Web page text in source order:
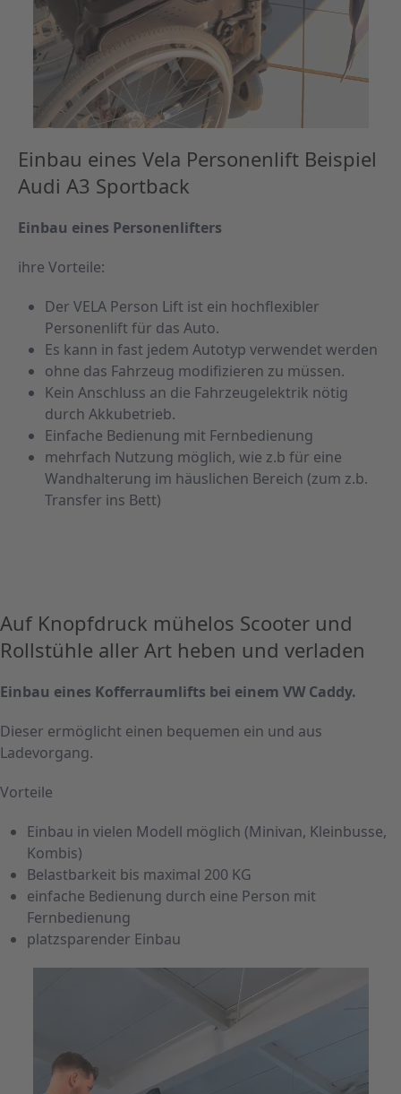
Einbau eines Vela Personenlift Beispiel
Audi A3 Sportback
Einbau eines Personenlifters
ihre Vorteile:
Der VELA Person Lift ist ein hochflexibler
Personenlift für das Auto.
Es kann in fast jedem Autotyp verwendet werden
ohne das Fahrzeug modifizieren zu müssen.
Kein Anschluss an die Fahrzeugelektrik nötig
durch Akkubetrieb.
Einfache Bedienung mit Fernbedienung
mehrfach Nutzung möglich, wie z.b für eine
Wandhalterung im häuslichen Bereich (zum z.b.
Transfer ins Bett)
Auf Knopfdruck mühelos Scooter und
Rollstühle aller Art heben und verladen
Einbau eines Kofferraumlifts bei einem VW Caddy.
Dieser ermöglicht einen bequemen ein und aus
Ladevorgang.
Vorteile
Einbau in vielen Modell möglich (Minivan, Kleinbusse,
Kombis)
Belastbarkeit bis maximal 200 KG
einfache Bedienung durch eine Person mit
Fernbedienung
platzsparender Einbau